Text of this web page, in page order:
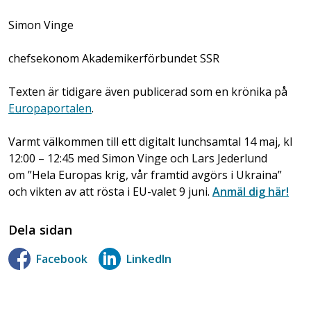
Simon Vinge
chefsekonom Akademikerförbundet SSR
Texten är tidigare även publicerad som en krönika på
Europaportalen.
Varmt välkommen till ett digitalt lunchsamtal 14 maj, kl
12:00 – 12:45 med Simon Vinge och Lars Jederlund
om ”Hela Europas krig, vår framtid avgörs i Ukraina”
och vikten av att rösta i EU-valet 9 juni. Anmäl dig här!
Dela sidan
Facebook LinkedIn